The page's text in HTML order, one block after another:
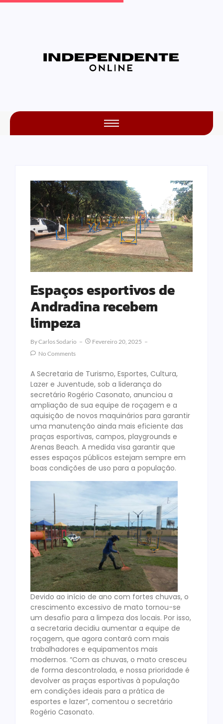
Espaços esportivos de
Andradina recebem
limpeza
ByCarlos Sodario
Fevereiro 20, 2025
No Comments
A Secretaria de Turismo, Esportes, Cultura,
Lazer e Juventude, sob a liderança do
secretário Rogério Casonato, anunciou a
ampliação de sua equipe de roçagem e a
aquisição de novos maquinários para garantir
uma manutenção ainda mais eficiente das
praças esportivas, campos, playgrounds e
Arenas Beach. A medida visa garantir que
esses espaços públicos estejam sempre em
boas condições de uso para a população.
Devido ao início de ano com fortes chuvas, o
crescimento excessivo de mato tornou-se
um desafio para a limpeza dos locais. Por isso,
a secretaria decidiu aumentar a equipe de
roçagem, que agora contará com mais
trabalhadores e equipamentos mais
modernos. “Com as chuvas, o mato cresceu
de forma descontrolada, e nossa prioridade é
devolver as praças esportivas à população
em condições ideais para a prática de
esportes e lazer”, comentou o secretário
Rogério Casonato.